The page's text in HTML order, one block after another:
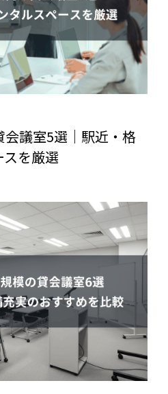
議室5選｜駅近・格
を厳選